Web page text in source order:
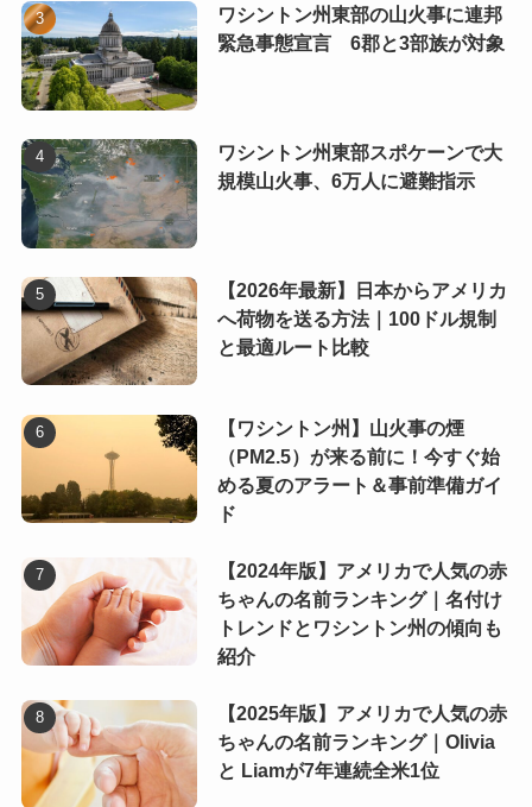
ワシントン州東部の山火事に連邦
緊急事態宣言 6郡と3部族が対象
ワシントン州東部スポケーンで大
規模山火事、6万人に避難指示
【2026年最新】日本からアメリカ
へ荷物を送る方法｜100ドル規制
と最適ルート比較
【ワシントン州】山火事の煙
（PM2.5）が来る前に！今すぐ始
める夏のアラート＆事前準備ガイ
ド
【2024年版】アメリカで人気の赤
ちゃんの名前ランキング｜名付け
トレンドとワシントン州の傾向も
紹介
【2025年版】アメリカで人気の赤
ちゃんの名前ランキング｜Olivia
と Liamが7年連続全米1位